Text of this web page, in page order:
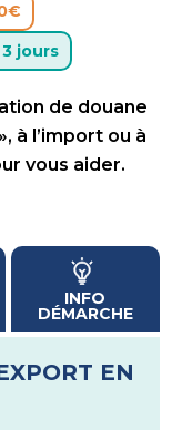
jours
de douane
à l’import ou à
vous aider.
INFO
DÉMARCHE
EN